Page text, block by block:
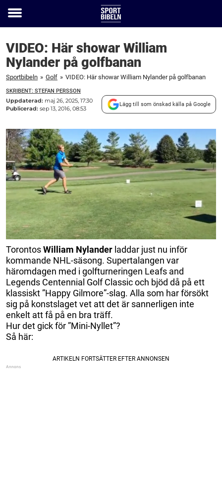
Toggle
VIDEO: Här showar William
Nylander på golfbanan
Sportbibeln » Golf » VIDEO: Här showar William Nylander på golfbanan
SKRIBENT: STEFAN PERSSON
Uppdaterad: maj 26, 2025, 17:30
Publicerad: sep 13, 2016, 08:53
Lägg till som önskad källa på Google
TorontosWilliam Nylander laddar just nu inför
kommande NHL-säsong. Supertalangen var
häromdagen med i golfturneringen Leafs and
Legends Centennial Golf Classic och bjöd då på ett
klassiskt ”Happy Gilmore”-slag. Alla som har försökt
sig på konstslaget vet att det är sannerligen inte
enkelt att få på en bra träff.
Hur det gick för ”Mini-Nyllet”?
Så här: